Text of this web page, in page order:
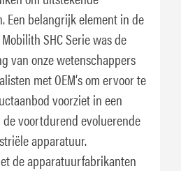
Een belangrijk element in de
SHC Serie was de
van onze wetenschappers
met OEM‘s om ervoor te
voorziet in een
voortdurend evoluerende
apparatuur.
de apparatuurfabrikanten